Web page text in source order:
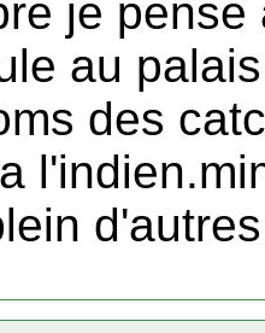
je
au
des